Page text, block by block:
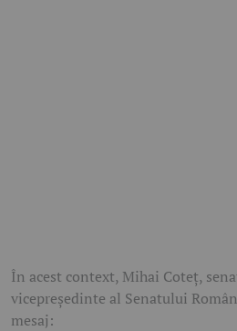
În acest context, Mihai Coteț,
vicepreședinte al Senatului
mesaj: